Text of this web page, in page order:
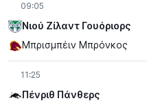
09:05
Νιού Ζίλαντ Γουόριορς
Μπρισμπέιν Μπρόνκος
11:25
Πένριθ Πάνθερς